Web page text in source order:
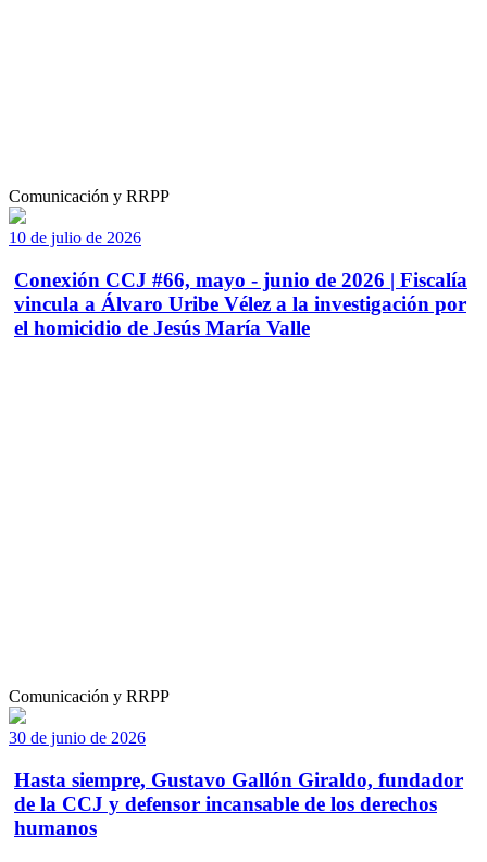
Comunicación y RRPP
10 de julio de 2026
Conexión CCJ #66, mayo - junio de 2026 | Fiscalía
vincula a Álvaro Uribe Vélez a la investigación por
el homicidio de Jesús María Valle
Comunicación y RRPP
30 de junio de 2026
Hasta siempre, Gustavo Gallón Giraldo, fundador
de la CCJ y defensor incansable de los derechos
humanos